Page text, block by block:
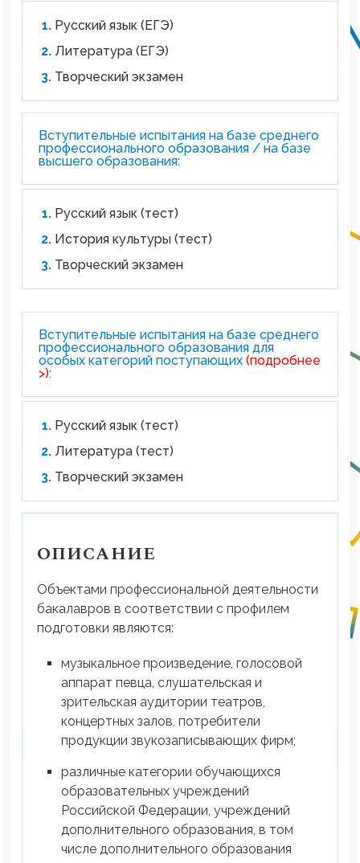
Русский язык (ЕГЭ)
Литература (ЕГЭ)
Творческий экзамен
Вступительные испытания на базе среднего
профессионального образования / на базе
высшего образования:
Русский язык (тест)
История культуры (тест)
Творческий экзамен
Вступительные испытания на базе среднего
профессионального образования для
особых категорий поступающих (подробнее
>):
Русский язык (тест)
Литература (тест)
Творческий экзамен
ОПИСАНИЕ
Объектами профессиональной деятельности
бакалавров в соответствии с профилем
подготовки являются:
музыкальное произведение, голосовой
аппарат певца, слушательская и
зрительская аудитории театров,
концертных залов, потребители
продукции звукозаписывающих фирм;
различные категории обучающихся
образовательных учреждений
Российской Федерации, учреждений
дополнительного образования, в том
числе дополнительного образования